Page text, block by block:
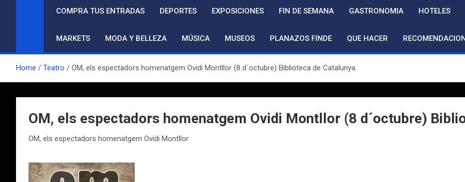
COMPRA TUS ENTRADAS DEPORTES EXPOSICIONES FIN DE SEMANA GASTRONOMIA HOTELES
MARKETS MODA Y BELLEZA MÚSICA MUSEOS PLANAZOS FINDE QUE HACER
Home Teatro OM, els espectadors homenatgem Ovidi Montllor (8 d´octubre) Biblioteca de Catalunya.
OM, els espectadors homenatgem Ovidi Montllor (8 d´octubre)
OM, els espectadors homenatgem Ovidi Montllor